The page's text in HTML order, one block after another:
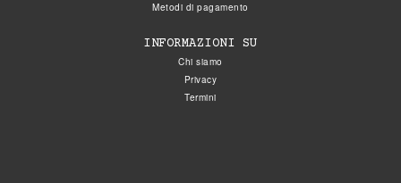
Metodi di pagamento
INFORMAZIONI SU
Chi siamo
Privacy
Termini